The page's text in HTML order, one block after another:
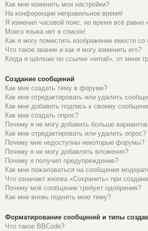
Как мне изменить мои настройки?
На конференции неправильное время!
Я изменил часовой пояс, но время всё равно
Моего языка нет в списке!
Как я могу поместить изображение вместе
Что такое звание и как я могу изменить его?
Когда я щёлкаю по ссылке «email», от меня
Создание сообщений
Как мне создать тему в форуме?
Как мне отредактировать или удалить
Как мне добавить подпись к своему
Как мне создать опрос?
Почему я не могу добавить больше вариантов
Как мне отредактировать или удалить опрос?
Почему мне недоступны некоторые форумы?
Почему я не могу добавлять вложения?
Почему я получил предупреждение?
Как мне пожаловаться на сообщения
Что означает кнопка «Сохранить» при
Почему моё сообщение требует одобрения?
Как мне вновь поднять мою тему?
Форматирование сообщений и типы
Что такое BBCode?